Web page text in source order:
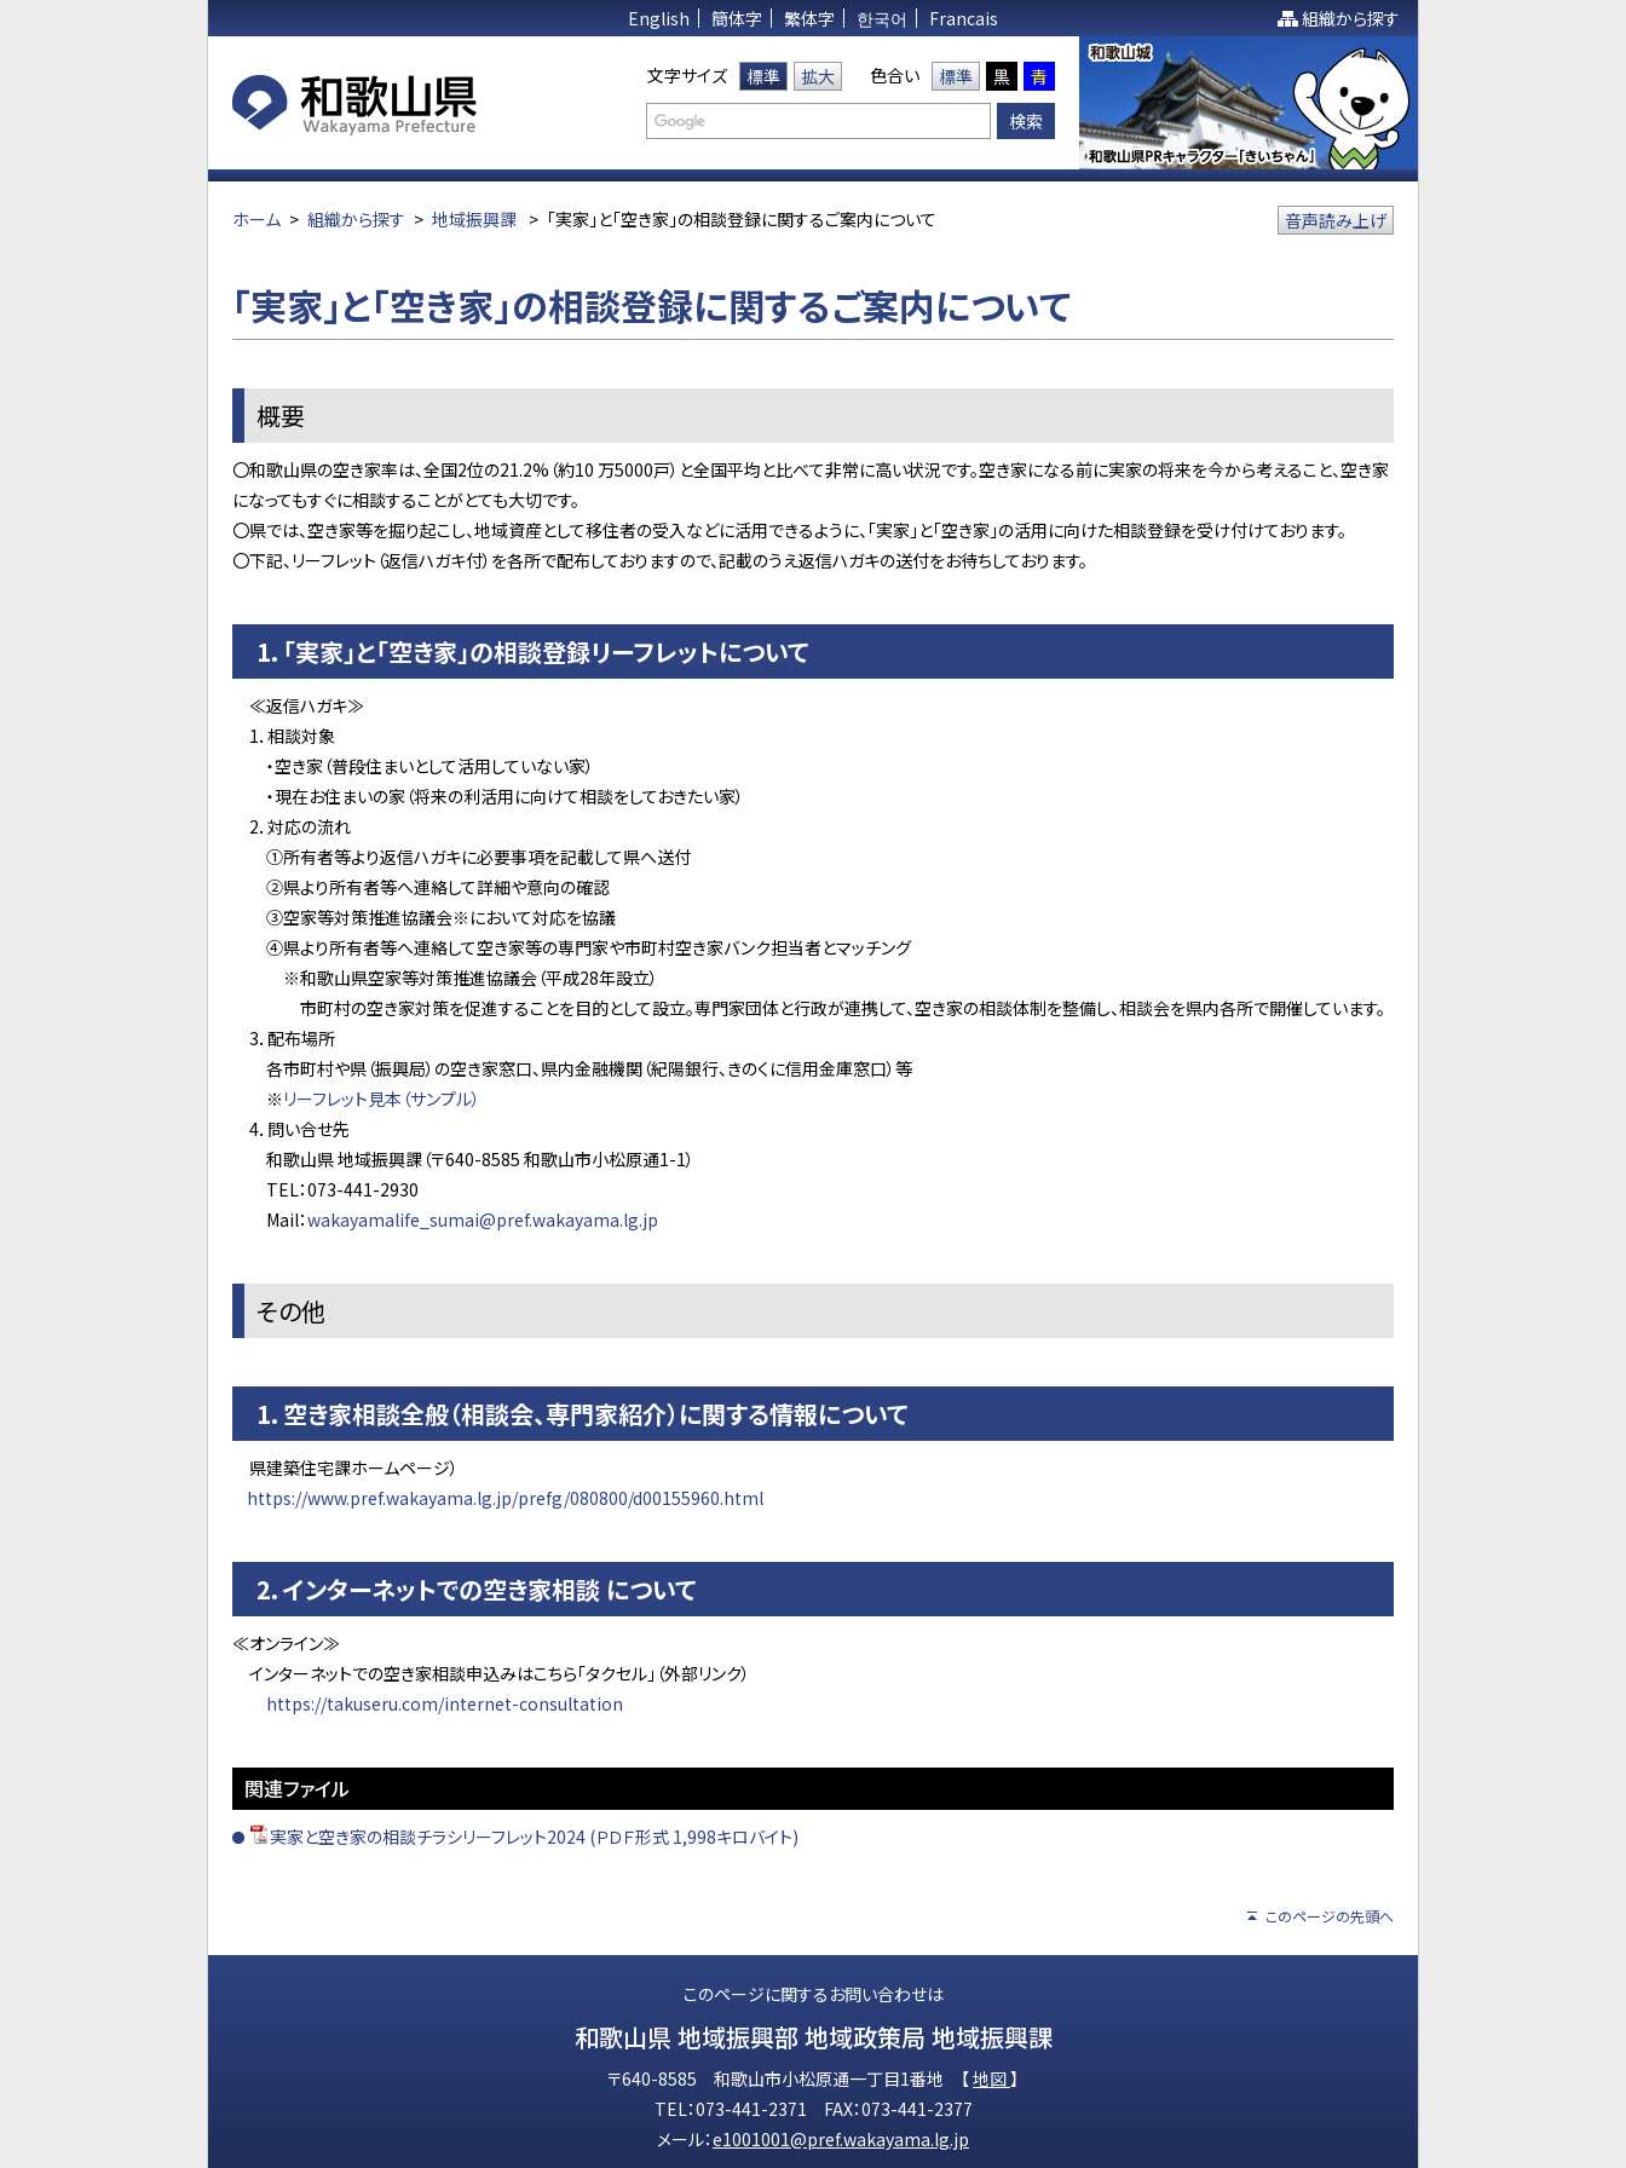
English 簡体字 繁体字 한국어 Francais 組織から探す
文字サイズ 標準 拡大 色合い 標準 黒 青
ホーム > 組織から探す > 地域振興課 > 「実家」と「空き家」の相談登録に関するご案内について 音声読み上げ
「実家」と「空き家」の相談登録に関するご案内について
概要
〇和歌山県の空き家率は、全国2位の21.2%（約10 万5000戸）と全国平均と比べて非常に高い状況です。空き家になる前に実家の将来を今から考えること、空き家
になってもすぐに相談することがとても大切です。
〇県では、空き家等を掘り起こし、地域資産として移住者の受入などに活用できるように、「実家」と「空き家」の活用に向けた相談登録を受け付けております。
〇下記、リーフレット（返信ハガキ付）を各所で配布しておりますので、記載のうえ返信ハガキの送付をお待ちしております。
1．「実家」と「空き家」の相談登録リーフレットについて
≪返信ハガキ≫
1．相談対象
・空き家（普段住まいとして活用していない家）
・現在お住まいの家（将来の利活用に向けて相談をしておきたい家）
2．対応の流れ
①所有者等より返信ハガキに必要事項を記載して県へ送付
②県より所有者等へ連絡して詳細や意向の確認
③空家等対策推進協議会※において対応を協議
④県より所有者等へ連絡して空き家等の専門家や市町村空き家バンク担当者とマッチング
※和歌山県空家等対策推進協議会（平成28年設立）
市町村の空き家対策を促進することを目的として設立。専門家団体と行政が連携して、空き家の相談体制を整備し、相談会を県内各所で開催しています。
3．配布場所
各市町村や県（振興局）の空き家窓口、県内金融機関（紀陽銀行、きのくに信用金庫窓口）等
※ リーフレット見本（サンプル）
4．問い合せ先
和歌山県 地域振興課（〒640-8585 和歌山市小松原通1-1）
TEL：073-441-2930
Mail：wakayamalife_sumai@pref.wakayama.lg.jp
その他
1． 空き家相談全般（相談会、専門家紹介）に関する情報について
県建築住宅課ホームページ）
https://www.pref.wakayama.lg.jp/prefg/080800/d00155960.html
2．インターネットでの空き家相談 について
≪オンライン≫
インターネットでの空き家相談申込みはこちら「タクセル」（外部リンク）
https://takuseru.com/internet-consultation
関連ファイル
実家と空き家の相談チラシリーフレット2024 (ＰＤＦ形式 1,998キロバイト)
このページの先頭へ
このページに関するお問い合わせは
和歌山県 地域振興部 地域政策局 地域振興課
〒640-8585 和歌山市小松原通一丁目1番地 【地図】
TEL：073-441-2371 FAX：073-441-2377
メール：e1001001@pref.wakayama.lg.jp